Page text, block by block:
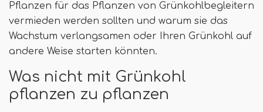
Pflanzen für das Pflanzen von Grünkohlbegleitern
vermieden werden sollten und warum sie das
Wachstum verlangsamen oder Ihren Grünkohl auf
andere Weise starten könnten.
Was nicht mit Grünkohl
pflanzen zu pflanzen